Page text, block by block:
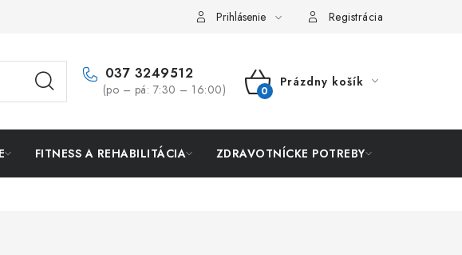
Prihlásenie Registrácia
037 3249512
(po – pá: 7:30 – 16:00)
NÁKUPNÝ
Prázdny košík
FITNESS A REHABILITÁCIA ZDRAVOTNÍCKE POTREBY